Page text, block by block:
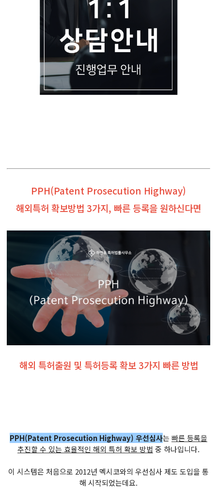
PPH(Patent Prosecution Highway)
해외특허 확보방법 3가지, 빠른 등록을 원하신다면
해외 특허출원 및 특허등록 확보 3가지 빠른 방법
PPH(Patent Prosecution Highway) 우선심사는 빠른 등록을
추진할 수 있는 효율적인 해외 특허 확보 방법 중 하나입니다.
이 시스템은 처음으로 2012년 멕시코와의 우선심사 제도 도입을 통
해 시작되었는데요.